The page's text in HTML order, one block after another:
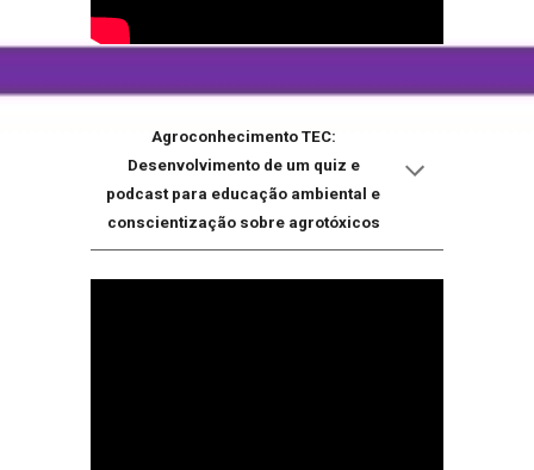
Agroconhecimento TEC:
Desenvolvimento de um quiz e
podcast para educação ambiental e
conscientização sobre agrotóxicos